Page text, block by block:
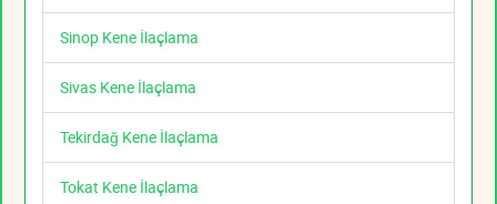
Sinop Kene İlaçlama
Sivas Kene İlaçlama
Tekirdağ Kene İlaçlama
Tokat Kene İlaçlama